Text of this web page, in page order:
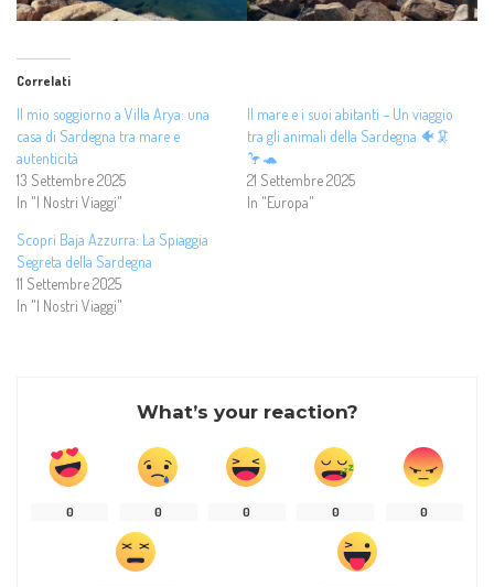
Correlati
Il mio soggiorno a Villa Arya: una
casa di Sardegna tra mare e
autenticità
13 Settembre 2025
In "I Nostri Viaggi"
Il mare e i suoi abitanti – Un viaggio
tra gli animali della Sardegna 🐠🦑
🦩🐢
21 Settembre 2025
In "Europa"
Scopri Baja Azzurra: La Spiaggia
Segreta della Sardegna
11 Settembre 2025
In "I Nostri Viaggi"
What’s your reaction?
0 0 0 0 0